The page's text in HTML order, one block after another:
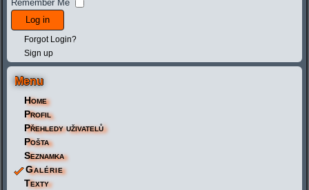
Remember Me
Log in
Forgot Login?
Sign up
Menu
Home
Profil
Přehledy uživatelů
Pošta
Seznamka
Galérie
Texty